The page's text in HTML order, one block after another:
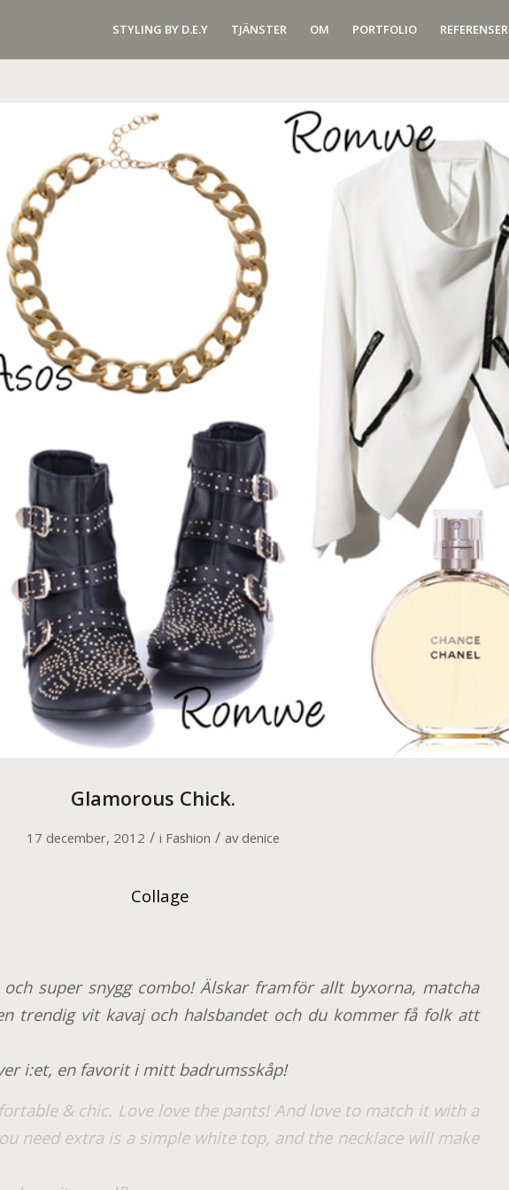
STYLING BY D.E.Y TJÄNSTER OM PORTFOLIO REFERENSER
Glamorous Chick.
17 december, 2012 / i Fashion / av denice
super snygg combo! Älskar framför allt byxorna, matcha
trendig vit kavaj och halsbandet och du kommer få folk att
i:et, en favorit i mitt badrumsskåp!
& chic. Love love the pants! And love to match it with a
need extra is a simple white top, and the necklace will make